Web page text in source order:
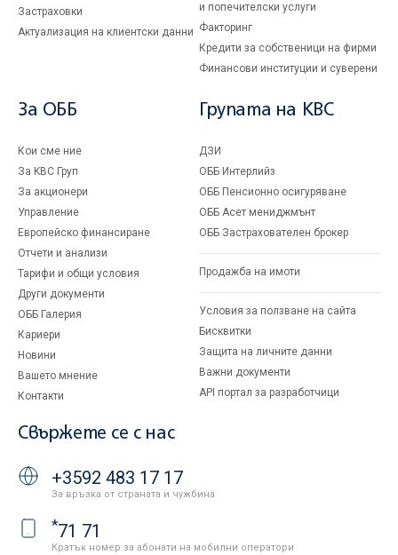
Застраховки
Актуализация на клиентски данни
и попечителски услуги
Факторинг
Кредити за собственици на фирми
Финансови институции и суверени
За ОББ
Кои сме ние
За KBC Груп
За акционери
Управление
Европейско финансиране
Отчети и анализи
Тарифи и общи условия
Други документи
ОББ Галерия
Кариери
Новини
Вашето мнение
Контакти
Групата на KBC
ДЗИ
ОББ Интерлийз
ОББ Пенсионно осигуряване
ОББ Асет мениджмънт
ОББ Застрахователен брокер
Продажба на имоти
Условия за ползване на сайта
Бисквитки
Защита на личните данни
Важни документи
API портал за разработчици
Свържете се с нас
+3592 483 17 17
За връзка от страната и чужбина
*71 71
Кратък номер за абонати на мобилни оператори